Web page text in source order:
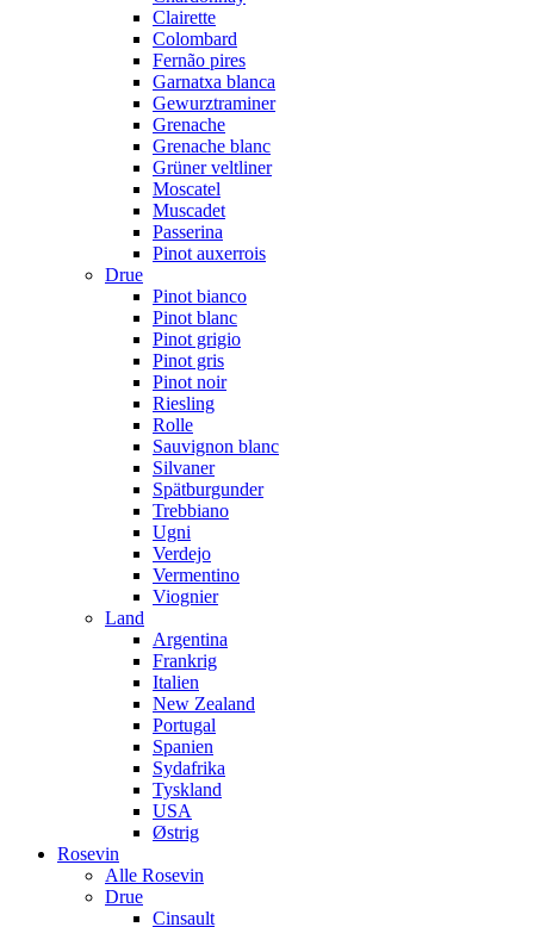
Clairette
Colombard
Fernão pires
Garnatxa blanca
Gewurztraminer
Grenache
Grenache blanc
Grüner veltliner
Moscatel
Muscadet
Passerina
Pinot auxerrois
Drue
Pinot bianco
Pinot blanc
Pinot grigio
Pinot gris
Pinot noir
Riesling
Rolle
Sauvignon blanc
Silvaner
Spätburgunder
Trebbiano
Ugni
Verdejo
Vermentino
Viognier
Land
Argentina
Frankrig
Italien
New Zealand
Portugal
Spanien
Sydafrika
Tyskland
USA
Østrig
Rosevin
Alle Rosevin
Drue
Cinsault